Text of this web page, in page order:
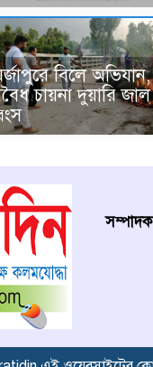
বিলে অভিযান,
চায়না দুয়ারি জাল